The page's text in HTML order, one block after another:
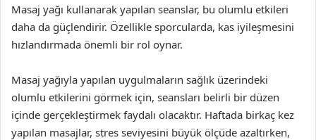
Masaj yağı kullanarak yapılan seanslar, bu olumlu etkileri
daha da güçlendirir. Özellikle sporcularda, kas iyileşmesini
hızlandırmada önemli bir rol oynar.
Masaj yağıyla yapılan uygulmaların sağlık üzerindeki
olumlu etkilerini görmek için, seansları belirli bir düzen
içinde gerçekleştirmek faydalı olacaktır. Haftada birkaç kez
yapılan masajlar, stres seviyesini büyük ölçüde azaltırken,